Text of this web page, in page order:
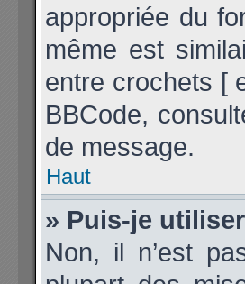
appropriée du
même est
entre crochets [
BBCode,
de message.
Haut
» Puis-je
Non, il n’est